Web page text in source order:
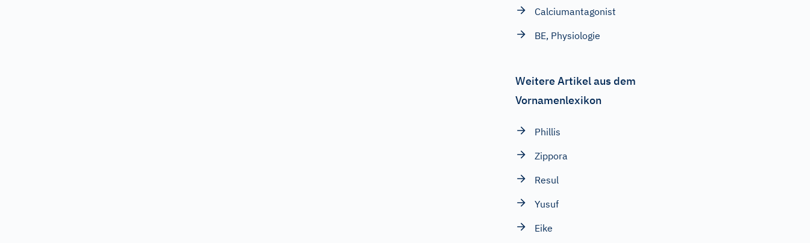
Calciumantagonist
BE, Physiologie
Weitere Artikel aus dem
Vornamenlexikon
Phillis
Zippora
Resul
Yusuf
Eike